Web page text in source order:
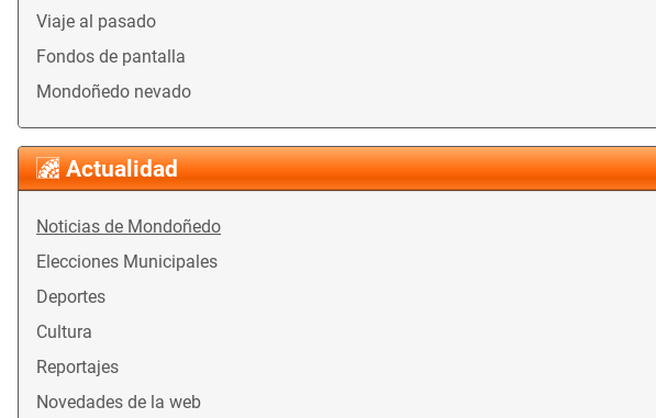
Viaje al pasado
Fondos de pantalla
Mondoñedo nevado
Actualidad
Noticias de Mondoñedo
Elecciones Municipales
Deportes
Cultura
Reportajes
Novedades de la web